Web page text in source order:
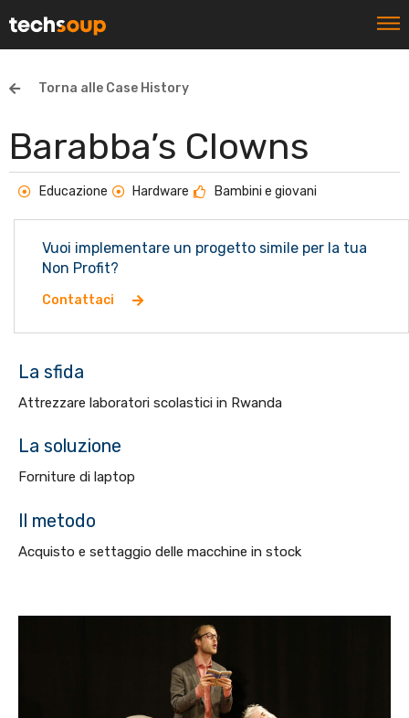
Torna alle Case History
Barabba’s Clowns
Educazione Hardware Bambini e giovani
Vuoi implementare un progetto simile per la tua
Non Profit?
Contattaci
La sfida
Attrezzare laboratori scolastici in Rwanda
La soluzione
Forniture di laptop
Il metodo
Acquisto e settaggio delle macchine in stock